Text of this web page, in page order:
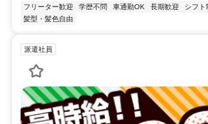
フリーター歓迎 学歴不問 車通勤OK 長期歓迎 シフト
髪型・髪色自由
派遣社員